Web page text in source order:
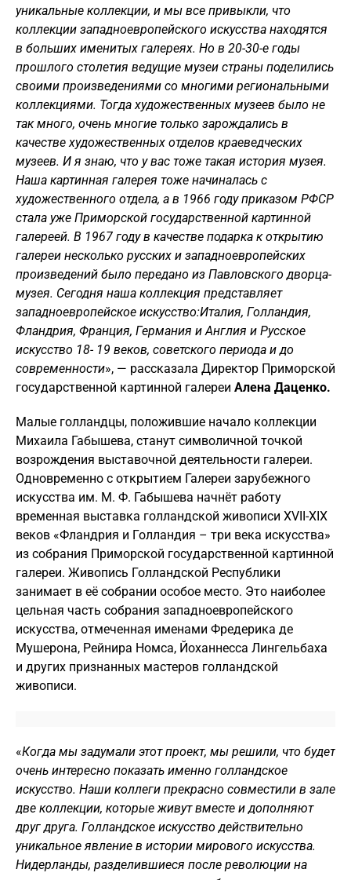
уникальные коллекции, и мы все привыкли, что
коллекции западноевропейского искусства находятся
в больших именитых галереях. Но в 20-30-е годы
прошлого столетия ведущие музеи страны поделились
своими произведениями со многими региональными
коллекциями. Тогда художественных музеев было не
так много, очень многие только зарождались в
качестве художественных отделов краеведческих
музеев. И я знаю, что у вас тоже такая история музея.
Наша картинная галерея тоже начиналась с
художественного отдела, а в 1966 году приказом РФСР
стала уже Приморской государственной картинной
галереей. В 1967 году в качестве подарка к открытию
галереи несколько русских и западноевропейских
произведений было передано из Павловского дворца-
музея. Сегодня наша коллекция представляет
западноевропейское искусство:Италия, Голландия,
Фландрия, Франция, Германия и Англия и Русское
искусство 18- 19 веков, советского периода и до
современности», — рассказала Директор Приморской
государственной картинной галереи Алена Даценко.
Малые голландцы, положившие начало коллекции
Михаила Габышева, станут символичной точкой
возрождения выставочной деятельности галереи.
Одновременно с открытием Галереи зарубежного
искусства им. М. Ф. Габышева начнёт работу
временная выставка голландской живописи XVII-XIX
веков «Фландрия и Голландия – три века искусства»
из собрания Приморской государственной картинной
галереи. Живопись Голландской Республики
занимает в её собрании особое место. Это наиболее
цельная часть собрания западноевропейского
искусства, отмеченная именами Фредерика де
Мушерона, Рейнира Номса, Йоханнесса Лингельбаха
и других признанных мастеров голландской
живописи.
«Когда мы задумали этот проект, мы решили, что будет
очень интересно показать именно голландское
искусство. Наши коллеги прекрасно совместили в зале
две коллекции, которые живут вместе и дополняют
друг друга. Голландское искусство действительно
уникальное явление в истории мирового искусства.
Нидерланды, разделившиеся после революции на